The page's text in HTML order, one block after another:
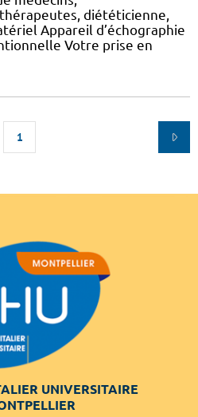
diététicienne,
Appareil d’échographie
Votre prise en
1
UNIVERSITAIRE